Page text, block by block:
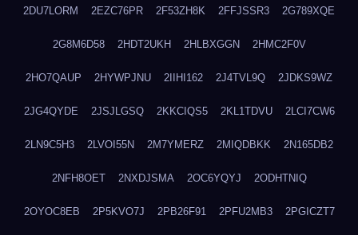
2DU7LORM 2EZC76PR 2F53ZH8K 2FFJSSR3 2G789XQE
2G8M6D58 2HDT2UKH 2HLBXGGN 2HMC2F0V
2HO7QAUP 2HYWPJNU 2IIHI162 2J4TVL9Q 2JDKS9WZ
2JG4QYDE 2JSJLGSQ 2KKCIQS5 2KL1TDVU 2LCI7CW6
2LN9C5H3 2LVOI55N 2M7YMERZ 2MIQDBKK 2N165DB2
2NFH8OET 2NXDJSMA 2OC6YQYJ 2ODHTNIQ
2OYOC8EB 2P5KVO7J 2PB26F91 2PFU2MB3 2PGICZT7